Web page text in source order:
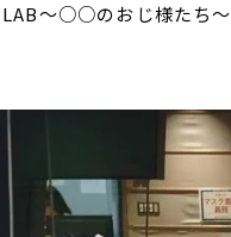
LAB～○○のおじ様たち～